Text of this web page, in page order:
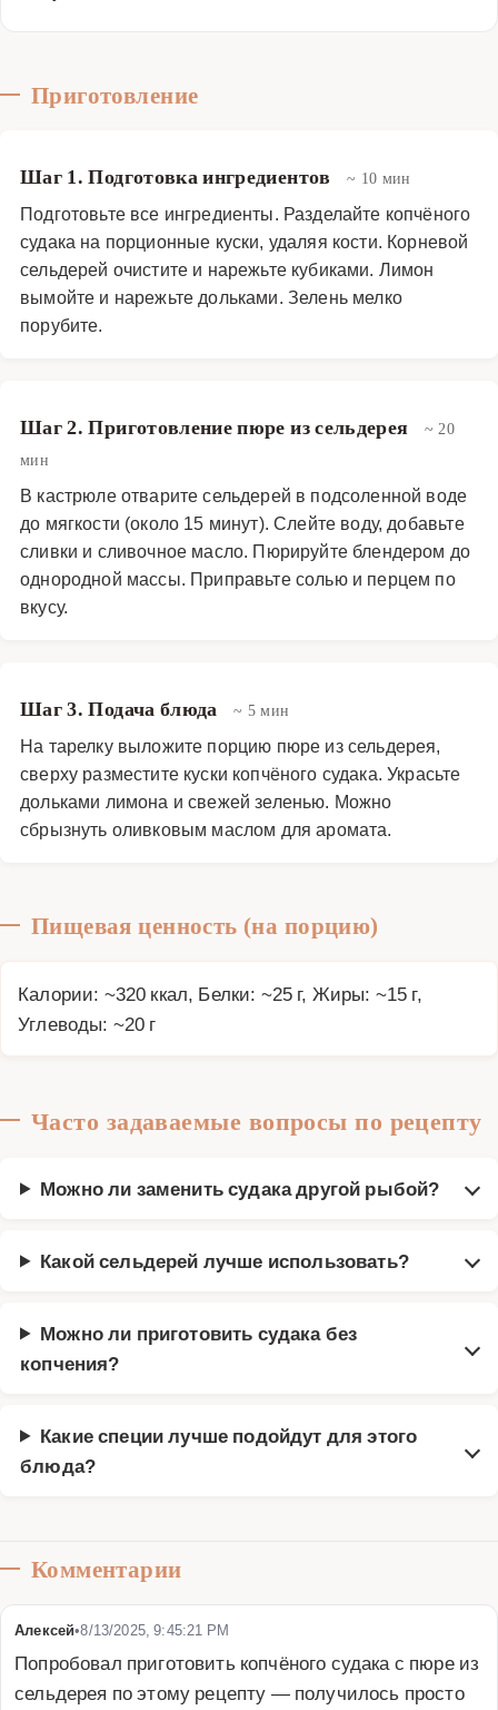
Приготовление
Шаг 1. Подготовка ингредиентов ~ 10 мин
Подготовьте все ингредиенты. Разделайте копчёного
судака на порционные куски, удаляя кости. Корневой
сельдерей очистите и нарежьте кубиками. Лимон
вымойте и нарежьте дольками. Зелень мелко
порубите.
Шаг 2. Приготовление пюре из сельдерея
~ 20
мин
В кастрюле отварите сельдерей в подсоленной воде
до мягкости (около 15 минут). Слейте воду, добавьте
сливки и сливочное масло. Пюрируйте блендером до
однородной массы. Приправьте солью и перцем по
вкусу.
Шаг 3. Подача блюда ~ 5 мин
На тарелку выложите порцию пюре из сельдерея,
сверху разместите куски копчёного судака. Украсьте
дольками лимона и свежей зеленью. Можно
сбрызнуть оливковым маслом для аромата.
Пищевая ценность (на порцию)
Калории: ~320 ккал, Белки: ~25 г, Жиры: ~15 г,
Углеводы: ~20 г
Часто задаваемые вопросы по рецепту
Можно ли заменить судака другой рыбой?
Какой сельдерей лучше использовать?
Можно ли приготовить судака без
копчения?
Какие специи лучше подойдут для этого
блюда?
Комментарии
Алексей•8/13/2025, 9:45:21 PM
Попробовал приготовить копчёного судака с пюре из
сельдерея по этому рецепту — получилось просто